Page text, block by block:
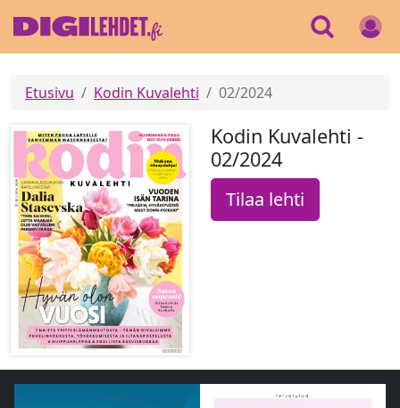
Etusivu Kodin Kuvalehti 02/2024
Kodin Kuvalehti -
02/2024
Tilaa lehti